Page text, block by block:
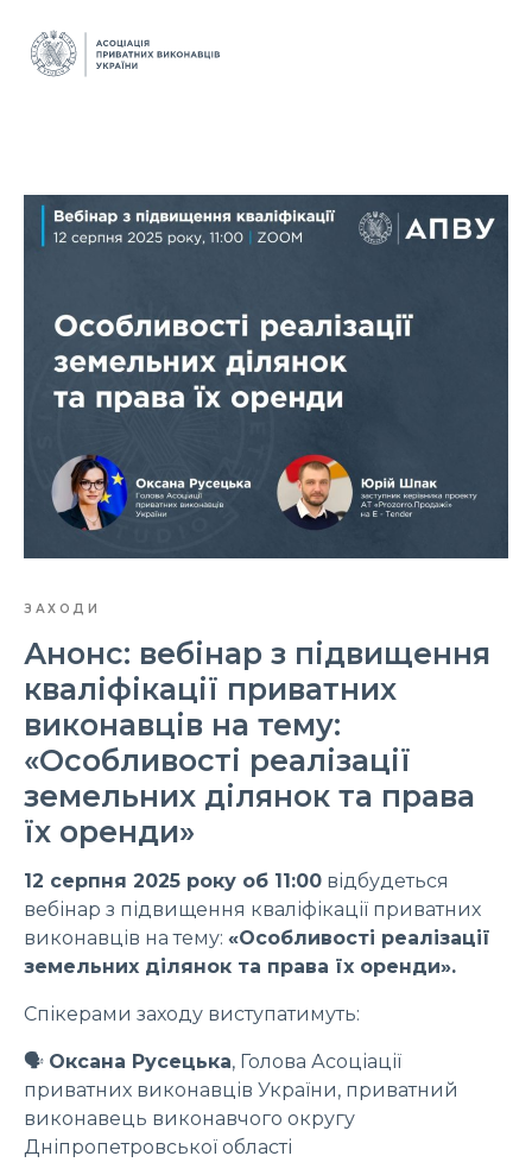
ЗАХОДИ
Анонс: вебінар з підвищення
кваліфікації приватних
виконавців на тему:
«Особливості реалізації
земельних ділянок та права
їх оренди»
12 серпня 2025 року об 11:00 відбудеться
вебінар з підвищення кваліфікації приватних
виконавців на тему: «Особливості реалізації
земельних ділянок та права їх оренди».
Спікерами заходу виступатимуть:
🗣 Оксана Русецька, Голова Асоціації
приватних виконавців України, приватний
виконавець виконавчого округу
Дніпропетровської області